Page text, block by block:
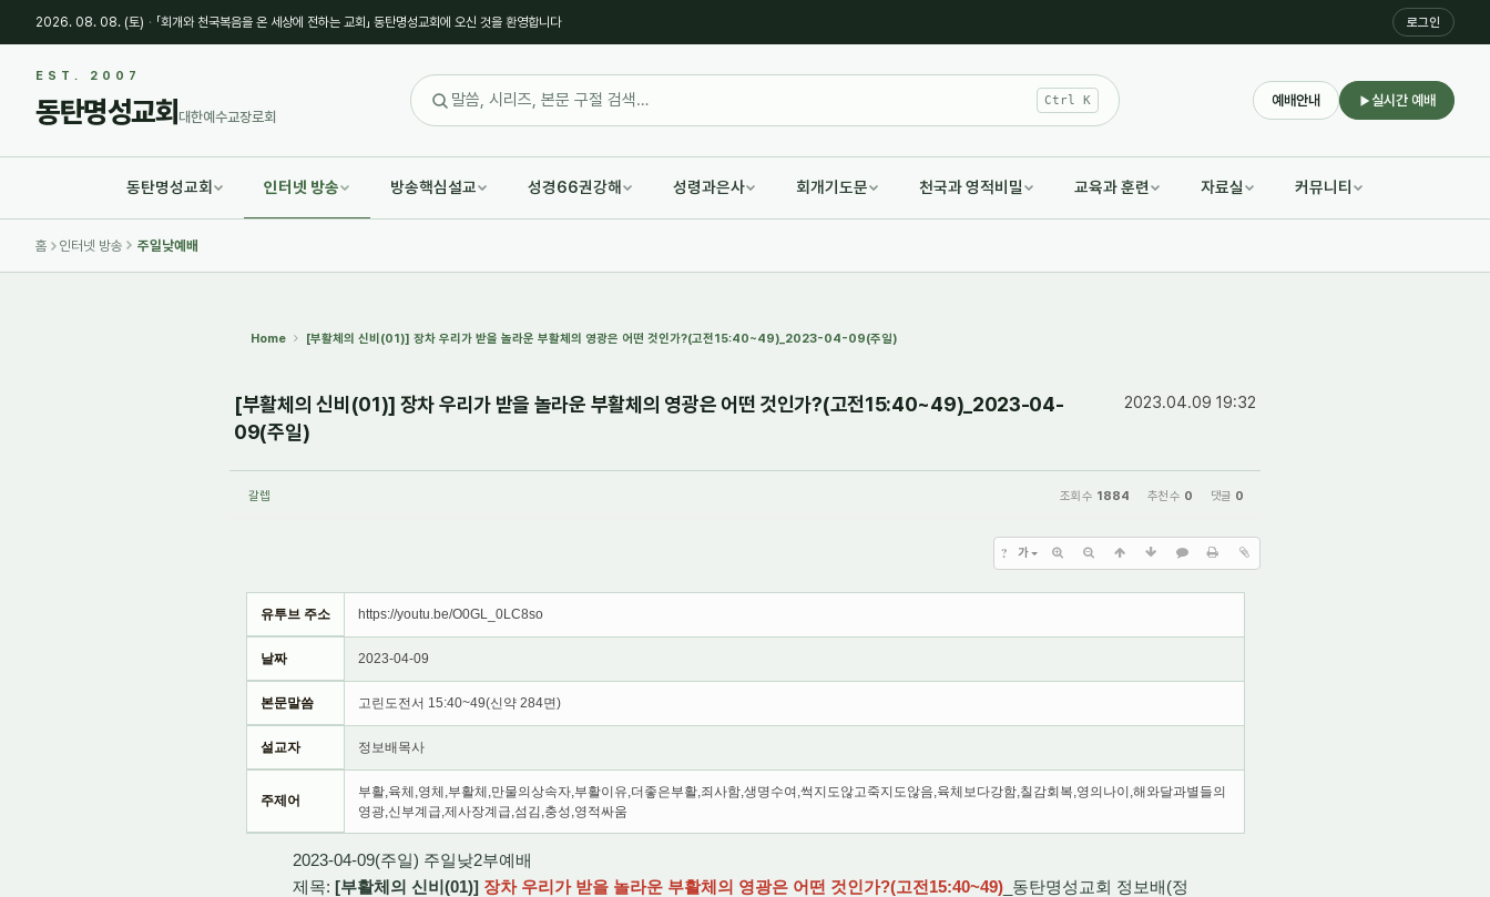
2026. 08. 08. (토) · 「회개와 천국복음을 온 세상에 전하는 교회」 동탄명성교회에 오신 것을 환영합니다 로그인
EST. 2007
동탄명성교회 대한예수교장로회
Ctrl K 예배안내 실시간 예배
동탄명성교회 인터넷 방송 방송핵심설교 성경66권강해 성령과은사 회개기도문 천국과 영적비밀 교육과 훈련 자료실 커뮤니티
홈 인터넷 방송 주일낮예배
Home [부활체의 신비(01)] 장차 우리가 받을 놀라운 부활체의 영광은 어떤 것인가?(고전15:40~49)_2023-04-09(주일)
2023.04.09 19:32
[부활체의 신비(01)] 장차 우리가 받을 놀라운 부활체의 영광은 어떤 것인가?(고전15:40~49)_2023-04-
09(주일)
갈렙 조회 수 1884 추천 수 0 댓글 0
? 가
유투브 주소 https://youtu.be/O0GL_0LC8so
날짜 2023-04-09
본문말씀 고린도전서 15:40~49(신약 284면)
설교자 정보배목사
주제어
부활,육체,영체,부활체,만물의상속자,부활이유,더좋은부활,죄사함,생명수여,썩지도않고죽지도않음,육체보다강함,칠감회복,영의나이,해와달과별들의
영광,신부계급,제사장계급,섬김,충성,영적싸움
2023-04-09(주일) 주일낮2부예배
제목: [부활체의 신비(01)] 장차 우리가 받을 놀라운 부활체의 영광은 어떤 것인가?(고전15:40~49) _동탄명성교회 정보배(정
Sketchbook5, 스케치북5
Sketchbook5, 스케치북5
Sketchbook5, 스케치북5
Sketchbook5, 스케치북5